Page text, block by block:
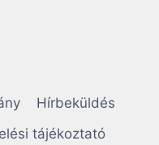
Hírbeküldés
tájékoztató